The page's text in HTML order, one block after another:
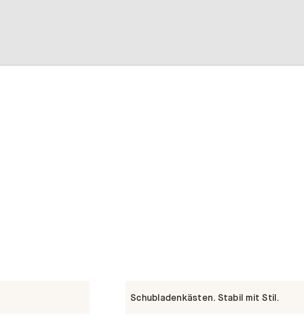
Schubladenkästen. Stabil mit Stil.